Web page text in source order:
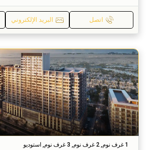
اتصل البريد الإلكتروني
1 غرف نوم, 2 غرف نوم, 3 غرف نوم, استوديو